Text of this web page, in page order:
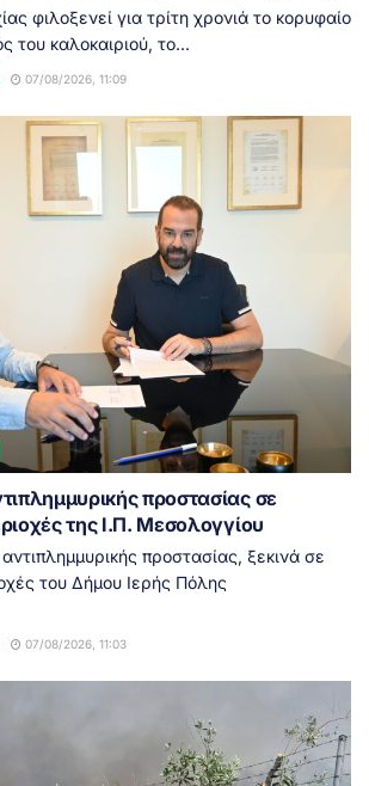
φιλοξενεί για τρίτη χρονιά το κορυφαίο
του καλοκαιριού, το...
07/08/2026, 11:09
προστασίας σε
της Ι.Π. Μεσολογγίου
προστασίας, ξεκινά σε
του Δήμου Ιερής Πόλης
07/08/2026, 11:03